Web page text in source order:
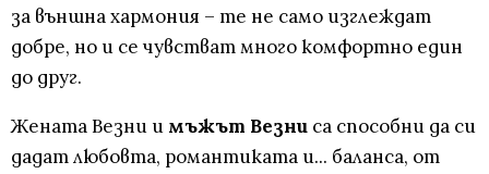
за външна хармония – те не само изглеждат
добре, но и се чувстват много комфортно един
до друг.
Жената Везни и мъжът Везни са способни да си
дадат любовта, романтиката и... баланса, от